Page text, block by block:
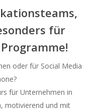
für
oder für Social Media
für Unternehmen in
motivierend und mit